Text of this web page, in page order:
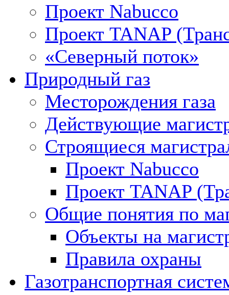
Проект Nabucco
Проект TANAP
«Северный поток»
Природный газ
Месторождения газа
Действующие
Строящиеся
Проект Nabucco
Проект TANAP
Общие понятия по
Объекты на
Правила охраны
Газотранспортная